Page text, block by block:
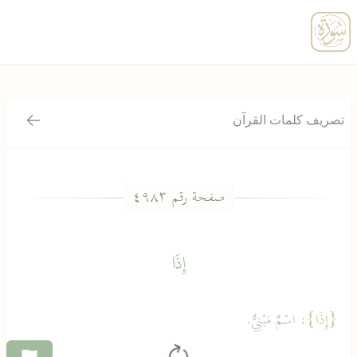
تصريف كلمات القرآن
رجوع
إِذَا
{إِذَا}: اسْمٌ مَبْنِيٌّ.